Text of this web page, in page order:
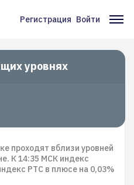
Меню
учётной
записи
Регистрация Войти
уровнях
проходят вблизи уровней
К 14:35 МСК индекс
РТС в плюсе на 0,03%